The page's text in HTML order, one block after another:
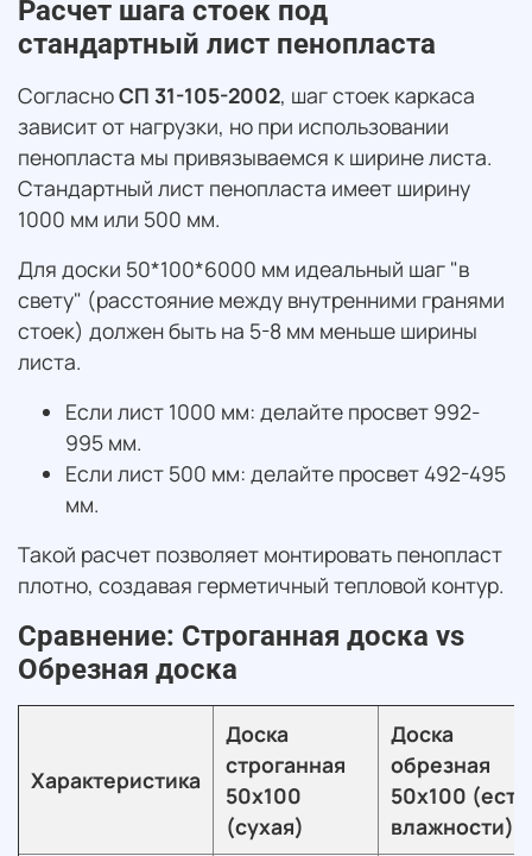
Расчет шага стоек под
стандартный лист пенопласта
СогласноСП 31-105-2002, шаг стоек каркаса
зависит от нагрузки, но при использовании
пенопласта мы привязываемся к ширине листа.
Стандартный лист пенопласта имеет ширину
1000 мм или 500 мм.
Для доски 50*100*6000 мм идеальный шаг "в
свету" (расстояние между внутренними гранями
стоек) должен быть на 5-8 мм меньше ширины
листа.
Если лист 1000 мм: делайте просвет 992-
995 мм.
Если лист 500 мм: делайте просвет 492-495
мм.
Такой расчет позволяет монтировать пенопласт
плотно, создавая герметичный тепловой контур.
Сравнение: Строганная доска vs
Обрезная доска
Характеристика
Доска
строганная
50х100
(сухая)
Доска
обрезная
50х100 (ест.
влажности)